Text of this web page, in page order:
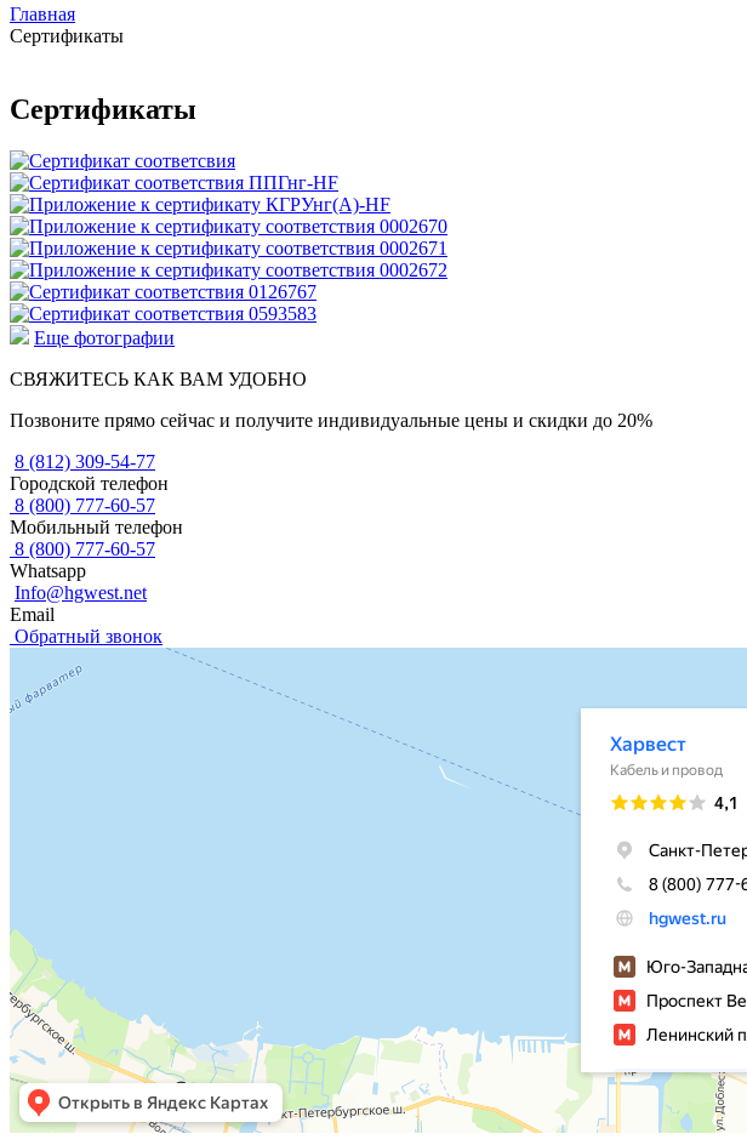
Главная
Сертификаты
Сертификаты
Еще фотографии
СВЯЖИТЕСЬ КАК ВАМ УДОБНО
Позвоните прямо сейчас и получите индивидуальные цены и скидки до 20%
8 (812) 309-54-77
Городской телефон
8 (800) 777-60-57
Мобильный телефон
8 (800) 777-60-57
Whatsapp
Info@hgwest.net
Email
Обратный звонок